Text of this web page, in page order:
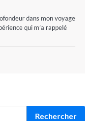
dans mon voyage
qui m’a rappelé
Rechercher